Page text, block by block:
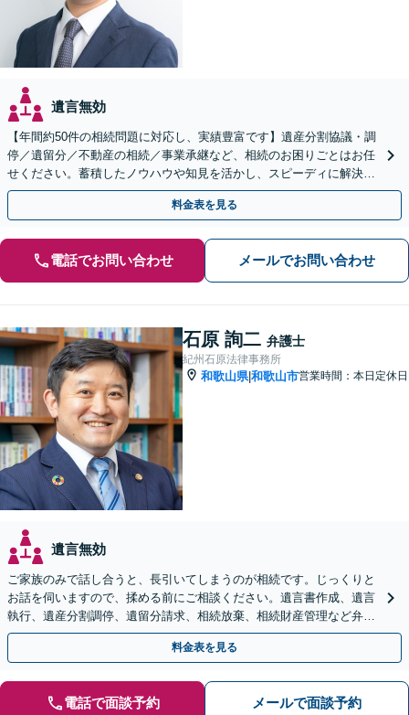
遺言無効
【年間約50件の相続問題に対応し、実績豊富です】遺産分割協議・調
停／遺留分／不動産の相続／事業承継など、相続のお困りごとはお任
せください。蓄積したノウハウや知見を活かし、スピーディに解決を
目指します【初回相談30分無料】【和歌山市駅５分】
料金表を見る
電話でお問い合わせ メールでお問い合わせ
石原 詢二 弁護士
紀州石原法律事務所
和歌山県|和歌山市営業時間：本日定休日
遺言無効
ご家族のみで話し合うと、長引いてしまうのが相続です。じっくりと
お話を伺いますので、揉める前にご相談ください。遺言書作成、遺言
執行、遺産分割調停、遺留分請求、相続放棄、相続財産管理など弁護
士にお任せください。【女性スタッフ在籍】
料金表を見る
電話で面談予約 メールで面談予約